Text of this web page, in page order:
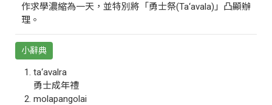
作求學濃縮為一天，並特別將「勇士祭(Ta‘avala)」凸顯辦
理。
小辭典
ta‘avalra
勇士成年禮
molapangolai